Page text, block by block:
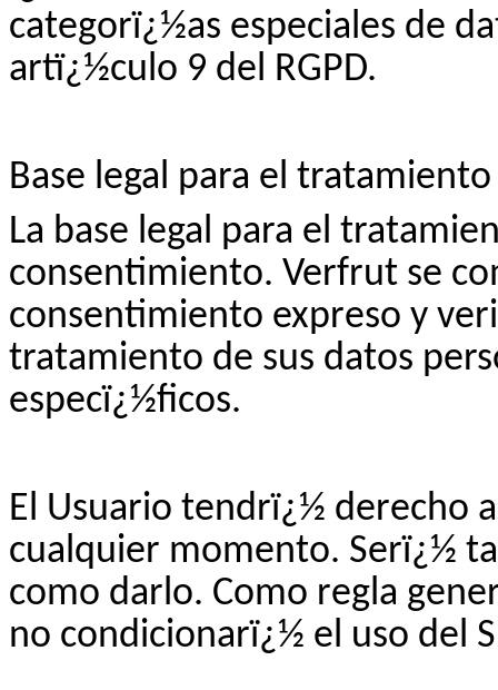
categorï¿½as especiales de
artï¿½culo 9 del RGPD.
Base legal para el
La base legal para el
consentimiento. Verfrut se
consentimiento expreso y
tratamiento de sus datos
especï¿½ficos.
El Usuario tendrï¿½ derecho
cualquier momento. Serï¿½
como darlo. Como regla
no condicionarï¿½ el uso del